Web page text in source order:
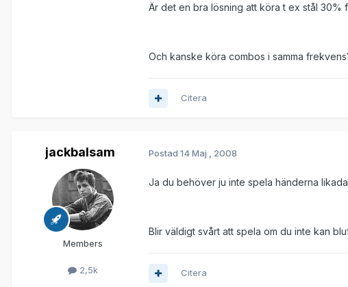
Är det en bra lösning att köra t ex stål 30%
Och kanske köra combos i samma
Citera
jackbalsam
Members
2,5k
Postad 14 Maj , 2008
Ja du behöver ju inte spela händerna
Blir väldigt svårt att spela om du inte kan
Citera